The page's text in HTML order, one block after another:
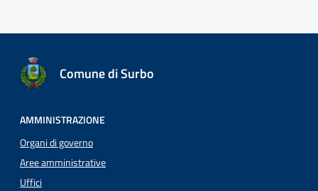
Comune di Surbo
AMMINISTRAZIONE
Organi di governo
Aree amministrative
Uffici